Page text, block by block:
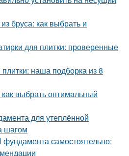
бруса: как выбрать и
для плитки: проверенные
наша подборка из 8
выбрать оптимальный
для утеплённой
шагом
самостоятельно: